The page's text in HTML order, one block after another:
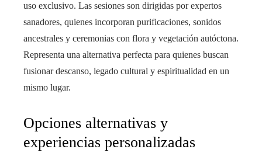
uso exclusivo. Las sesiones son dirigidas por expertos
sanadores, quienes incorporan purificaciones, sonidos
ancestrales y ceremonias con flora y vegetación autóctona.
Representa una alternativa perfecta para quienes buscan
fusionar descanso, legado cultural y espiritualidad en un
mismo lugar.
Opciones alternativas y
experiencias personalizadas